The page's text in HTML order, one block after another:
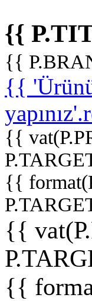
{{
{{
{{
{{
{{
{{
{{